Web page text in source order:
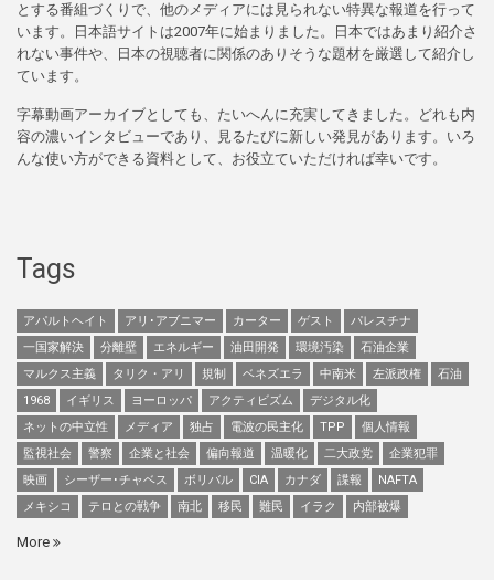
とする番組づくりで、他のメディアには見られない特異な報道を行って
います。日本語サイトは2007年に始まりました。日本ではあまり紹介さ
れない事件や、日本の視聴者に関係のありそうな題材を厳選して紹介し
ています。
字幕動画アーカイブとしても、たいへんに充実してきました。どれも内
容の濃いインタビューであり、見るたびに新しい発見があります。いろ
んな使い方ができる資料として、お役立ていただければ幸いです。
Tags
アパルトヘイト アリ･アブニマー カーター ゲスト
パレスチナ
一国家解決
分離壁 エネルギー 油田開発 環境汚染
石油企業
マルクス主義
タリク・アリ 規制 ベネズエラ 中南米 左派政権
石油
1968
イギリス ヨーロッパ アクティビズム
デジタル化
ネットの中立性
メディア 独占 電波の民主化 TPP
個人情報
監視社会
警察 企業と社会 偏向報道 温暖化 二大政党
企業犯罪
映画
シーザー･チャベス ボリバル CIA カナダ 諜報
NAFTA
メキシコ
テロとの戦争 南北 移民 難民 イラク 内部被爆
More